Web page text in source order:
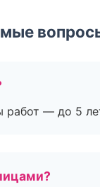
— до 5